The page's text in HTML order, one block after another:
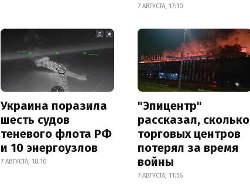
7 АВГУСТА, 17:10
Украина поразила
шесть судов
теневого флота РФ
и 10 энергоузлов
7 АВГУСТА, 18:10
"Эпицентр"
рассказал, сколько
торговых центров
потерял за время
войны
7 АВГУСТА, 11:56